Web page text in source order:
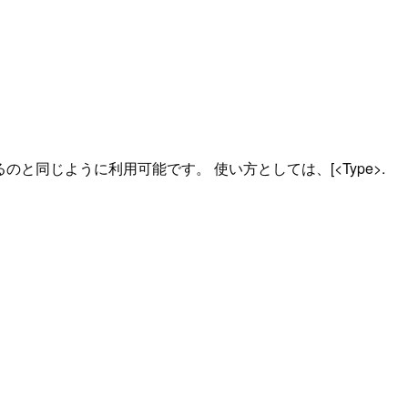
と同じように利用可能です。 使い方としては、[<Type>.